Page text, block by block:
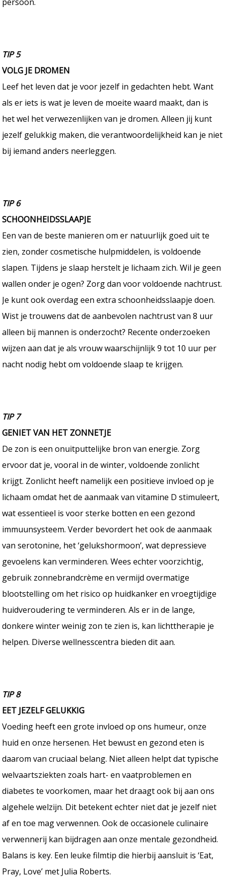
TIP 5
VOLG JE DROMEN
Leef het leven dat je voor jezelf in gedachten hebt. Want
als er iets is wat je leven de moeite waard maakt, dan is
het wel het verwezenlijken van je dromen. Alleen jij kunt
jezelf gelukkig maken, die verantwoordelijkheid kan je niet
bij iemand anders neerleggen.
TIP 6
SCHOONHEIDSSLAAPJE
Een van de beste manieren om er natuurlijk goed uit te
zien, zonder cosmetische hulpmiddelen, is voldoende
slapen. Tijdens je slaap herstelt je lichaam zich. Wil je geen
wallen onder je ogen? Zorg dan voor voldoende nachtrust.
Je kunt ook overdag een extra schoonheidsslaapje doen.
Wist je trouwens dat de aanbevolen nachtrust van 8 uur
alleen bij mannen is onderzocht? Recente onderzoeken
wijzen aan dat je als vrouw waarschijnlijk 9 tot 10 uur per
nacht nodig hebt om voldoende slaap te krijgen.
TIP 7
GENIET VAN HET ZONNETJE
De zon is een onuitputtelijke bron van energie. Zorg
ervoor dat je, vooral in de winter, voldoende zonlicht
krijgt. Zonlicht heeft namelijk een positieve invloed op je
lichaam omdat het de aanmaak van vitamine D stimuleert,
wat essentieel is voor sterke botten en een gezond
immuunsysteem. Verder bevordert het ook de aanmaak
van serotonine, het ‘gelukshormoon’, wat depressieve
gevoelens kan verminderen. Wees echter voorzichtig,
gebruik zonnebrandcrème en vermijd overmatige
blootstelling om het risico op huidkanker en vroegtijdige
huidveroudering te verminderen. Als er in de lange,
donkere winter weinig zon te zien is, kan lichttherapie je
helpen. Diverse wellnesscentra bieden dit aan.
TIP 8
EET JEZELF GELUKKIG
Voeding heeft een grote invloed op ons humeur, onze
huid en onze hersenen. Het bewust en gezond eten is
daarom van cruciaal belang. Niet alleen helpt dat typische
welvaartsziekten zoals hart- en vaatproblemen en
diabetes te voorkomen, maar het draagt ook bij aan ons
algehele welzijn. Dit betekent echter niet dat je jezelf niet
af en toe mag verwennen. Ook de occasionele culinaire
verwennerij kan bijdragen aan onze mentale gezondheid.
Balans is key. Een leuke filmtip die hierbij aansluit is ‘Eat,
Pray, Love’ met Julia Roberts.